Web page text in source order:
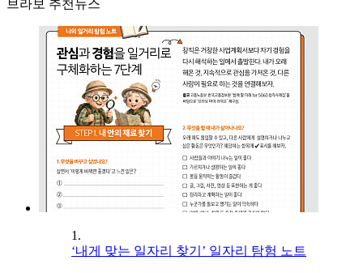
브라보 추천뉴스
1.
‘내게 맞는 일자리 찾기’ 일자리 탐험 노트